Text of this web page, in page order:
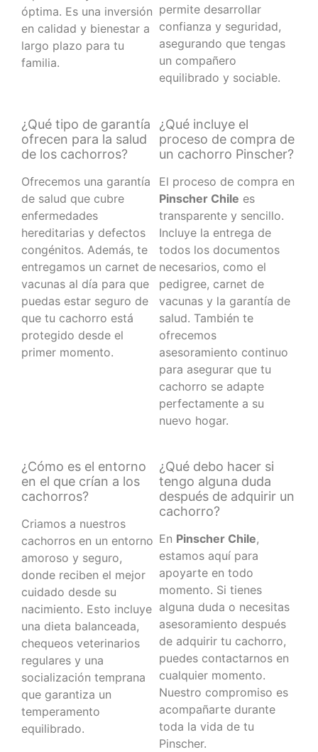
óptima. Es una inversión
en calidad y bienestar a
largo plazo para tu
familia.
permite desarrollar
confianza y seguridad,
asegurando que tengas
un compañero
equilibrado y sociable.
¿Qué tipo de garantía
ofrecen para la salud
de los cachorros?
Ofrecemos una garantía
de salud que cubre
enfermedades
hereditarias y defectos
congénitos. Además, te
entregamos un carnet de
vacunas al día para que
puedas estar seguro de
que tu cachorro está
protegido desde el
primer momento.
¿Qué incluye el
proceso de compra de
un cachorro Pinscher?
El proceso de compra en
Pinscher Chile es
transparente y sencillo.
Incluye la entrega de
todos los documentos
necesarios, como el
pedigree, carnet de
vacunas y la garantía de
salud. También te
ofrecemos
asesoramiento continuo
para asegurar que tu
cachorro se adapte
perfectamente a su
nuevo hogar.
¿Cómo es el entorno
en el que crían a los
cachorros?
Criamos a nuestros
cachorros en un entorno
amoroso y seguro,
donde reciben el mejor
cuidado desde su
nacimiento. Esto incluye
una dieta balanceada,
chequeos veterinarios
regulares y una
socialización temprana
que garantiza un
temperamento
equilibrado.
¿Qué debo hacer si
tengo alguna duda
después de adquirir un
cachorro?
En Pinscher Chile,
estamos aquí para
apoyarte en todo
momento. Si tienes
alguna duda o necesitas
asesoramiento después
de adquirir tu cachorro,
puedes contactarnos en
cualquier momento.
Nuestro compromiso es
acompañarte durante
toda la vida de tu
Pinscher.